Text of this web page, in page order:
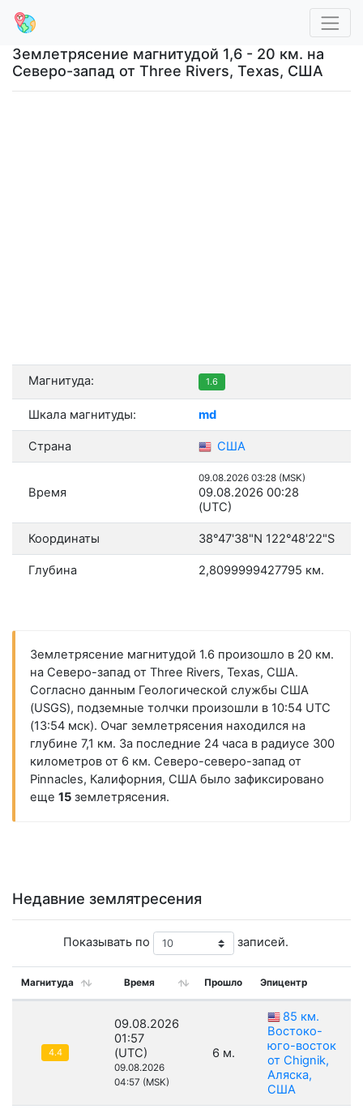
Землетрясение магнитудой 1,6 - 20 км. на
Северо-запад от Three Rivers, Texas, США
Магнитуда: 1.6
Шкала магнитуды: md
Страна США
Время
09.08.2026 03:28 (MSK)
09.08.2026 00:28
(UTC)
Координаты 38°47'38"N 122°48'22"S
Глубина 2,8099999427795 км.
Землетрясение магнитудой 1.6 произошло в 20 км.
на Северо-запад от Three Rivers, Texas, США.
Согласно данным Геологической службы США
(USGS), подземные толчки произошли в 10:54 UTC
(13:54 мск). Очаг землетрясения находился на
глубине 7,1 км. За последние 24 часа в радиусе 300
километров от 6 км. Северо-северо-запад от
Pinnacles, Калифорния, США было зафиксировано
еще 15землетрясения.
Недавние землятресения
Показывать по записей.
Магнитуда Время Прошло Эпицентр
4.4
09.08.2026
01:57
(UTC)
09.08.2026
04:57 (MSK)
6 м.
85 км.
Востоко-
юго-восток
от Chignik,
Аляска,
США